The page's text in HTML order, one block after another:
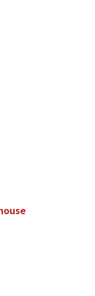
ouse